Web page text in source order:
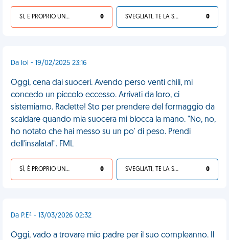
SÌ, È PROPRIO UNA VDM! 0 SVEGLIATI, TE LA SEI CERCATA! 0
Da lol - 19/02/2025 23:16
Oggi, cena dai suoceri. Avendo perso venti chili, mi
concedo un piccolo eccesso. Arrivati da loro, ci
sistemiamo. Raclette! Sto per prendere del formaggio da
scaldare quando mia suocera mi blocca la mano. "No, no,
ho notato che hai messo su un po' di peso. Prendi
dell'insalata!". FML
SÌ, È PROPRIO UNA VDM! 0 SVEGLIATI, TE LA SEI CERCATA! 0
Da P.E² - 13/03/2026 02:32
Oggi, vado a trovare mio padre per il suo compleanno. Il